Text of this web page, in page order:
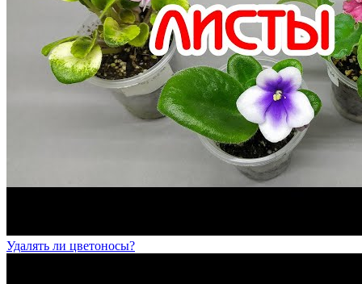
Удалять ли цветоносы?